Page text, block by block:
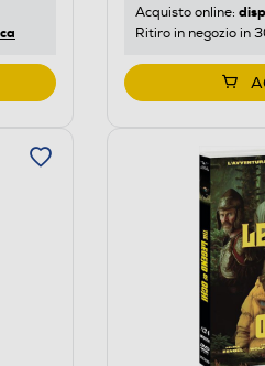
Acquisto online:
Ritiro in negozio in